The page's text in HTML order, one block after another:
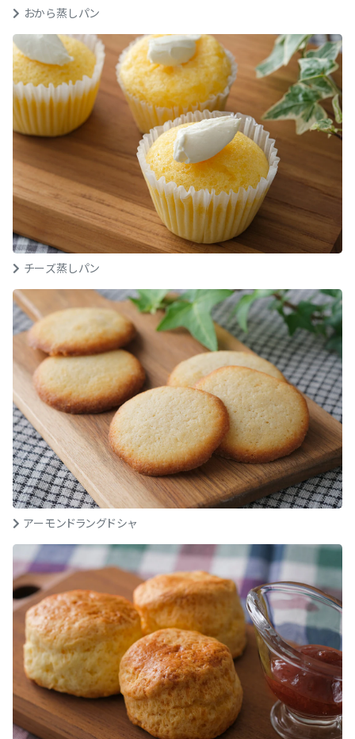
おから蒸しパン
チーズ蒸しパン
アーモンドラングドシャ